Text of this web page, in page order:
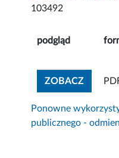
103492
podgląd
ZOBACZ
Ponowne
publicznego -